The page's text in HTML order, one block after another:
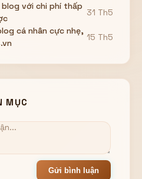
với chi phí thấp
31 Th5
cá nhân cực nhẹ,
15 Th5
MỤC
Gửi bình luận